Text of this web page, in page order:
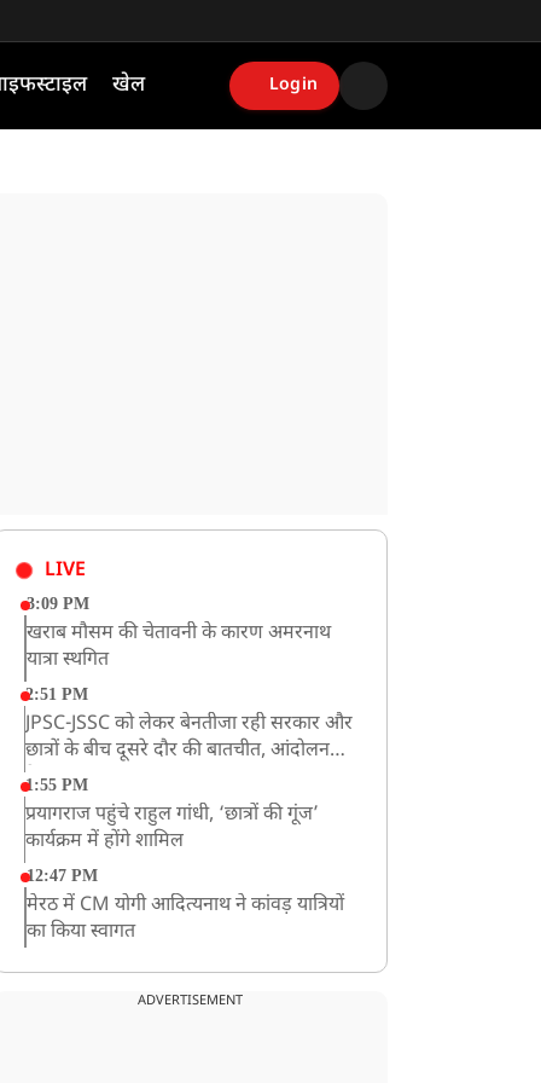
खेल Login
LIVE
3:09 PM
खराब मौसम की चेतावनी के कारण अमरनाथ
यात्रा स्थगित
2:51 PM
JPSC-JSSC को लेकर बेनतीजा रही सरकार और
छात्रों के बीच दूसरे दौर की बातचीत, आंदोलन
तेज
1:55 PM
प्रयागराज पहुंचे राहुल गांधी, ‘छात्रों की गूंज’
कार्यक्रम में होंगे शामिल
12:47 PM
मेरठ में CM योगी आदित्यनाथ ने कांवड़ यात्रियों
का किया स्वागत
असम बाढ़: 13 जिलों में 15 लाख से ज्यादा लोग
ADVERTISEMENT